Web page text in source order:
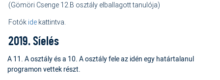
(Gömöri Csenge 12.B osztály elballagott tanulója)
Fotók ide kattintva.
2019. Síelés
A 11. A osztály és a 10. A osztály fele az idén egy határtalanul
programon vettek részt.